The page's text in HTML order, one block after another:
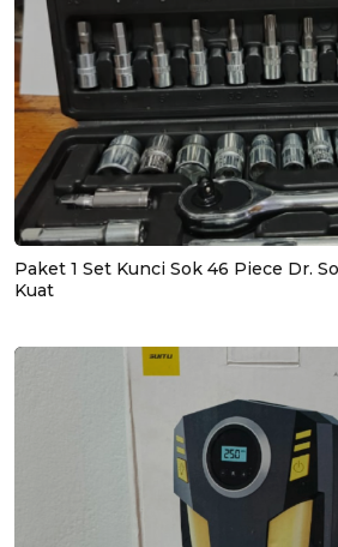
Paket 1 Set Kunci Sok 46 Piece Dr.
Kuat